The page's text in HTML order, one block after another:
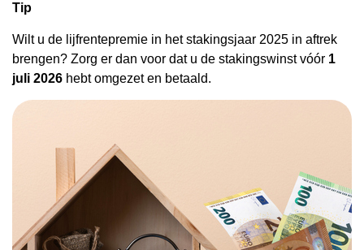
Tip
Wilt u de lijfrentepremie in het stakingsjaar 2025 in aftrek
brengen? Zorg er dan voor dat u de stakingswinst vóór 1
juli 2026 hebt omgezet en betaald.